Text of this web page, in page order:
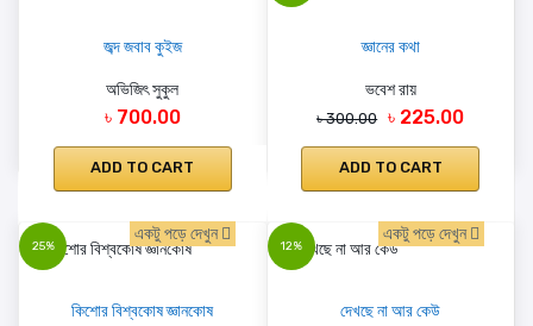
জব্দ জবাব কুইজ
অভিজিৎ সুকুল
৳ 700.00
ADD TO CART
জ্ঞানের কথা
ভবেশ রায়
৳ 300.00 ৳ 225.00
ADD TO CART
25%
একটু পড়ে দেখুন
কিশোর বিশ্বকোষ জ্ঞানকোষ
12%
একটু পড়ে দেখুন
দেখছে না আর কেউ